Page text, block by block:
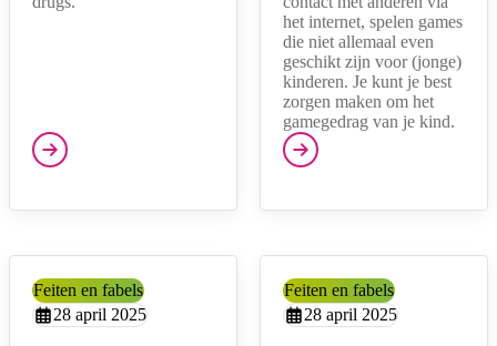
het internet, spelen games
die niet allemaal even
geschikt zijn voor (jonge)
kinderen. Je kunt je best
zorgen maken om het
gamegedrag van je kind.
Categorie:
Feiten en fabels
Aangemaakt op:
28 april 2025
Categorie:
Feiten en fabels
Aangemaakt op:
28 april 2025